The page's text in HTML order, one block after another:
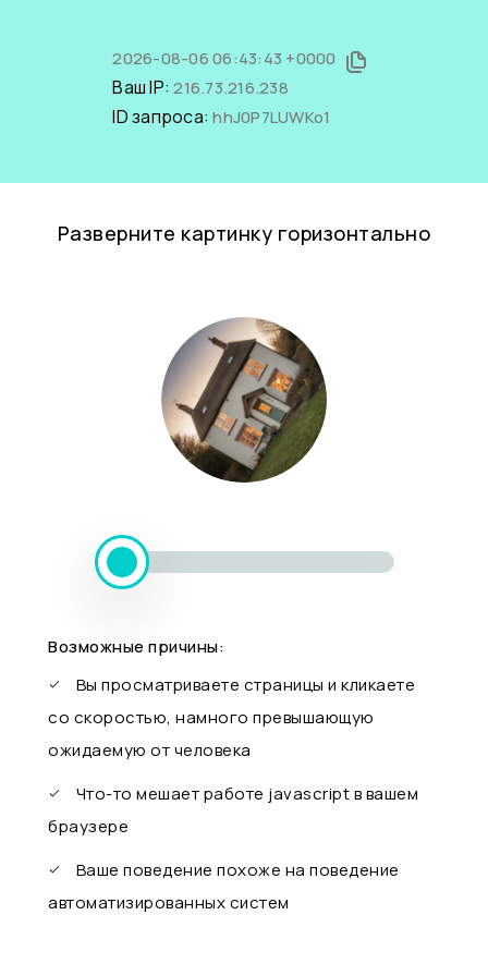
2026-08-06 06:43:43 +0000
Ваш IP:216.73.216.238
ID запроса:hhJ0P7LUWKo1
Разверните картинку горизонтально
Возможные причины:
Вы просматриваете страницы и кликаете
со скоростью, намного превышающую
ожидаемую от человека
Что-то мешает работе javascript в вашем
браузере
Ваше поведение похоже на поведение
автоматизированных систем